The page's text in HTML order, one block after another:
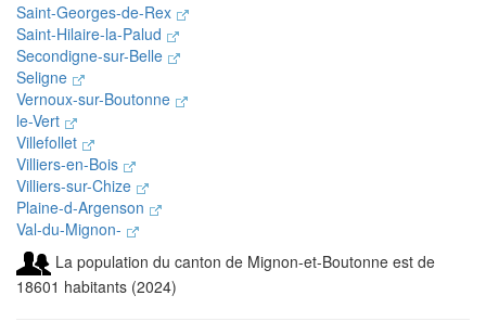
Saint-Georges-de-Rex
Saint-Hilaire-la-Palud
Secondigne-sur-Belle
Seligne
Vernoux-sur-Boutonne
le-Vert
Villefollet
Villiers-en-Bois
Villiers-sur-Chize
Plaine-d-Argenson
Val-du-Mignon-
La population du canton de Mignon-et-Boutonne est de
18601 habitants (2024)